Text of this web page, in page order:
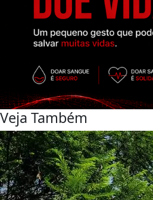
Veja Também